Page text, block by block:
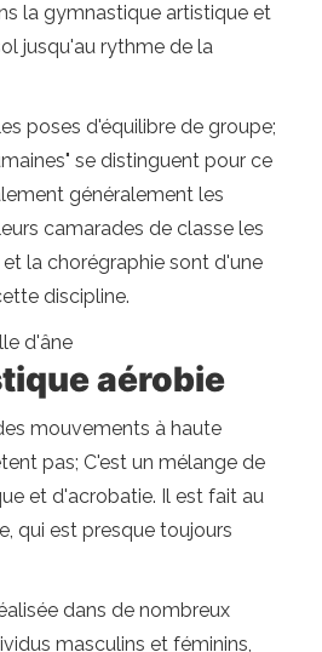
la gymnastique artistique et
jusqu'au rythme de la
poses d'équilibre de groupe;
se distinguent pour ce
généralement les
camarades de classe les
la chorégraphie sont d'une
discipline.
d'âne
aérobie
mouvements à haute
pas; C'est un mélange de
et d'acrobatie. Il est fait au
qui est presque toujours
dans de nombreux
masculins et féminins,